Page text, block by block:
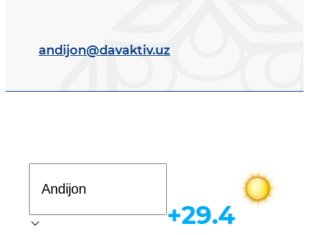
andijon@davaktiv.uz
Ob-havo
+29.4